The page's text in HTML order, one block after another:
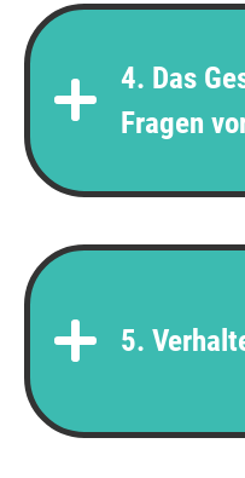
4. Das
Fragen
5.